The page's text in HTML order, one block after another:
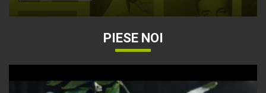
PIESE NOI